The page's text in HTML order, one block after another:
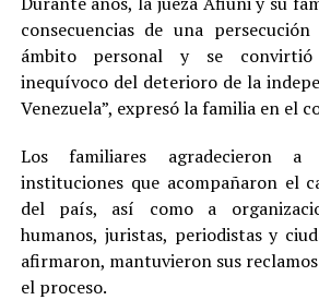
consecuencias de una
ámbito personal y se
inequívoco del deterioro de la
Venezuela”, expresó la familia en el
Los familiares agradecieron
instituciones que acompañaron el
del país, así como a
humanos, juristas, periodistas y
afirmaron, mantuvieron sus
el proceso.